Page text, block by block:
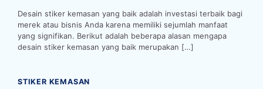
Desain stiker kemasan yang baik adalah investasi terbaik bagi
merek atau bisnis Anda karena memiliki sejumlah manfaat
yang signifikan. Berikut adalah beberapa alasan mengapa
desain stiker kemasan yang baik merupakan […]
STIKER KEMASAN